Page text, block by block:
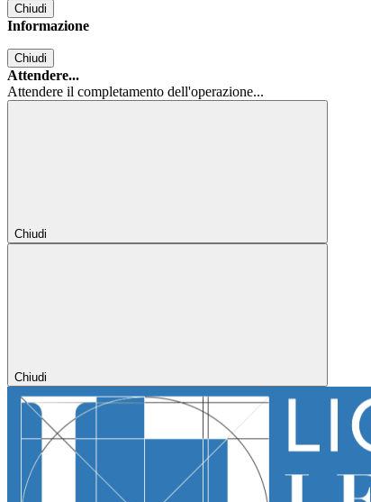
Chiudi
Informazione
Chiudi
Attendere...
Attendere il completamento dell'operazione...
Chiudi
Chiudi